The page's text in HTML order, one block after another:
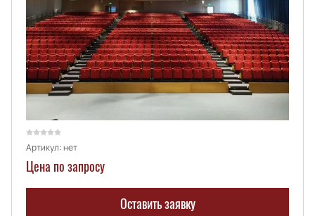
Артикул:нет
Цена по запросу
Оставить заявку